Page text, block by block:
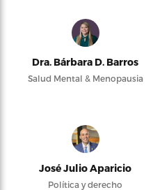
Dra. Bárbara D. Barros
Salud Mental & Menopausia
José Julio Aparicio
Política y derecho